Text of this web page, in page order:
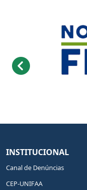
INSTITUCIONAL
Canal de Denúncias
CEP-UNIFAA